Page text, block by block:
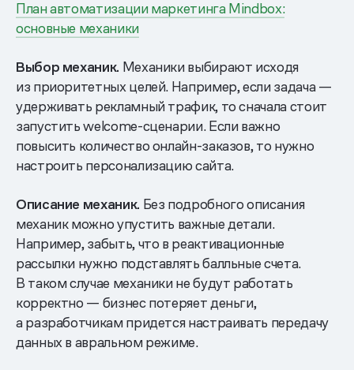
План автоматизации маркетинга Mindbox:
основные механики
Выбор механик. Механики выбирают исходя
из приоритетных целей. Например, если задача —
удерживать рекламный трафик, то сначала стоит
запустить welcome-сценарии. Если важно
повысить количество онлайн-заказов, то нужно
настроить персонализацию сайта.
Описание механик. Без подробного описания
механик можно упустить важные детали.
Например, забыть, что в реактивационные
рассылки нужно подставлять балльные счета.
В таком случае механики не будут работать
корректно — бизнес потеряет деньги,
а разработчикам придется настраивать передачу
данных в авральном режиме.